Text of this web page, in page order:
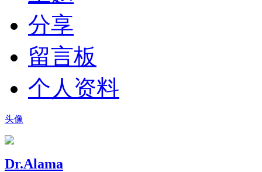
分享
留言板
个人资料
头像
Dr.Alama